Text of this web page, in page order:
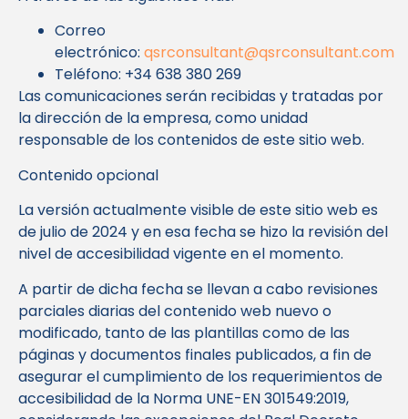
Correo
electrónico: qsrconsultant@qsrconsultant.com
Teléfono: +34 638 380 269
Las comunicaciones serán recibidas y tratadas por
la dirección de la empresa, como unidad
responsable de los contenidos de este sitio web.
Contenido opcional
La versión actualmente visible de este sitio web es
de julio de 2024 y en esa fecha se hizo la revisión del
nivel de accesibilidad vigente en el momento.
A partir de dicha fecha se llevan a cabo revisiones
parciales diarias del contenido web nuevo o
modificado, tanto de las plantillas como de las
páginas y documentos finales publicados, a fin de
asegurar el cumplimiento de los requerimientos de
accesibilidad de la Norma UNE-EN 301549:2019,